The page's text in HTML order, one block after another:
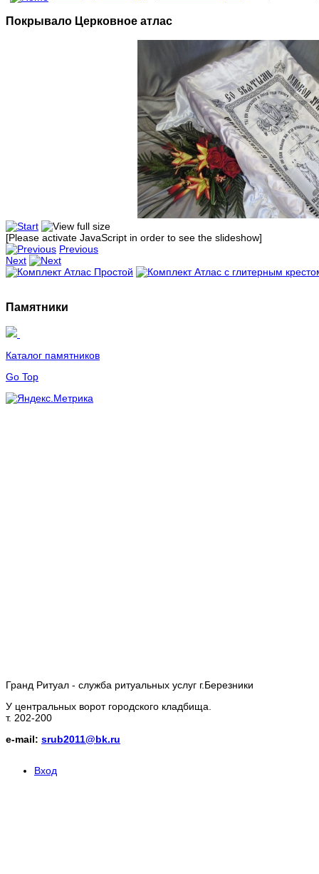
Покрывало Церковное атлас
[Please activate JavaScript in order to see the slideshow]
Previous
Next
Памятники
Каталог памятников
Гранд Ритуал - служба ритуальных услуг г.Березники
У центральных ворот городского кладбища.
т. 202-200
e-mail: srub2011@bk.ru
Вход
Go Top